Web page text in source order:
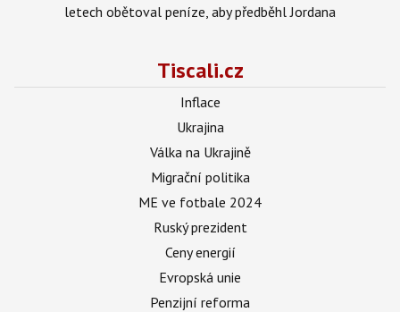
letech obětoval peníze, aby předběhl Jordana
Tiscali.cz
Inflace
Ukrajina
Válka na Ukrajině
Migrační politika
ME ve fotbale 2024
Ruský prezident
Ceny energií
Evropská unie
Penzijní reforma